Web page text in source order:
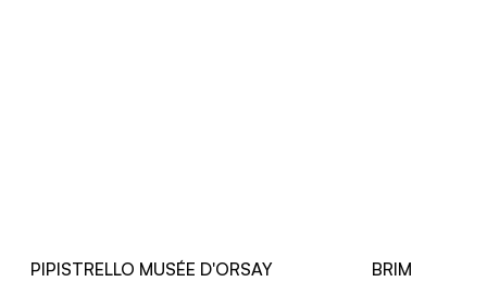
PIPISTRELLO MUSÉE D'ORSAY
BRIM